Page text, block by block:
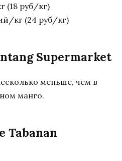
(18 руб/кг)
кг (24 руб/кг)
Supermarket
меньше, чем в
манго.
Tabanan